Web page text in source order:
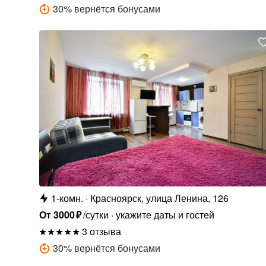
30% вернётся бонусами
1-комн.
Красноярск, улица Ленина, 126
От3000₽/сутки укажите даты и гостей
3 отзыва
30% вернётся бонусами